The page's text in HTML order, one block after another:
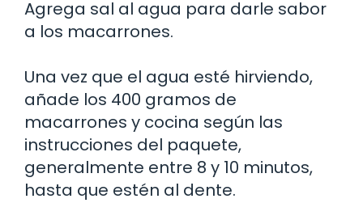
Agrega sal al agua para darle sabor
a los macarrones.
Una vez que el agua esté hirviendo,
añade los 400 gramos de
macarrones y cocina según las
instrucciones del paquete,
generalmente entre 8 y 10 minutos,
hasta que estén al dente.